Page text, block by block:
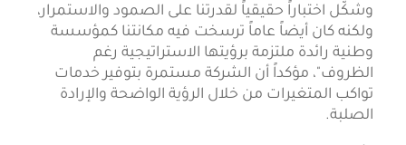
وشكّل اختباراً حقيقياً لقدرتنا على الصمود والاستمرار،
ولكنه كان أيضاً عاماً ترسخت فيه مكانتنا كمؤسسة
وطنية رائدة ملتزمة برؤيتها الاستراتيجية رغم
الظروف"، مؤكداً أن الشركة مستمرة بتوفير خدمات
تواكب المتغيرات من خلال الرؤية الواضحة والإرادة
الصلبة.